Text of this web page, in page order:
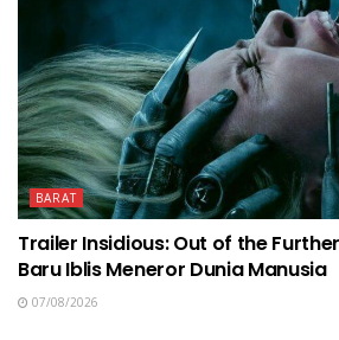
BARAT
Trailer Insidious: Out of the
Baru Iblis Meneror Dunia Manusia
07/08/2026